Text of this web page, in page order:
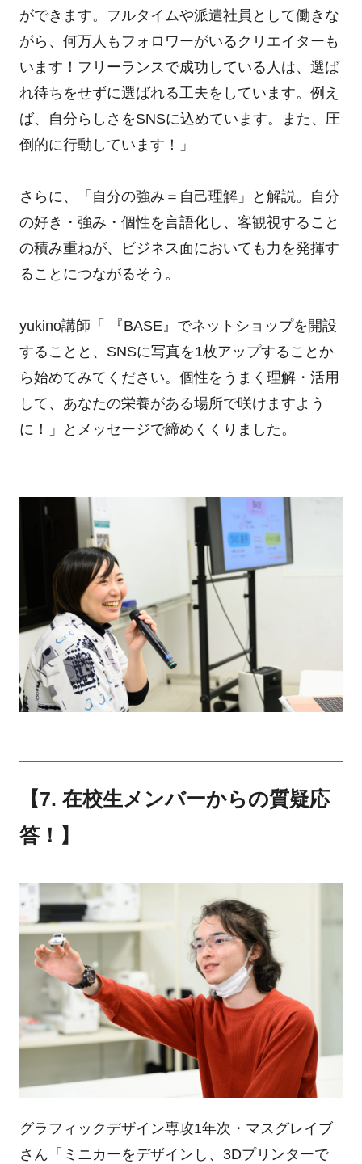
ができます。フルタイムや派遣社員として働きな
がら、何万人もフォロワーがいるクリエイターも
います！フリーランスで成功している人は、選ば
れ待ちをせずに選ばれる工夫をしています。例え
ば、自分らしさをSNSに込めています。また、圧
倒的に行動しています！」
さらに、「自分の強み＝自己理解」と解説。自分
の好き・強み・個性を言語化し、客観視すること
の積み重ねが、ビジネス面においても力を発揮す
ることにつながるそう。
yukino講師「 『BASE』でネットショップを開設
することと、SNSに写真を1枚アップすることか
ら始めてみてください。個性をうまく理解・活用
して、あなたの栄養がある場所で咲けますよう
に！」とメッセージで締めくくりました。
【7. 在校生メンバーからの質疑応
答！】
グラフィックデザイン専攻1年次・マスグレイブ
さん「ミニカーをデザインし、3Dプリンターで